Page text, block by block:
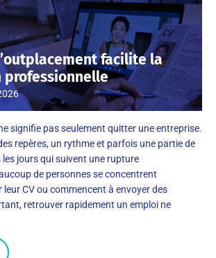
facilite la
professionnelle
signifie pas seulement quitter une entreprise.
repères, un rythme et parfois une partie de
jours qui suivent une rupture
de personnes se concentrent
CV ou commencent à envoyer des
retrouver rapidement un emploi ne